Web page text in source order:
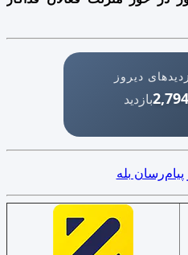
دیروز
2,794بازدید
پیام‌رسان بله